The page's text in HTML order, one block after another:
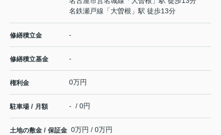
名鉄瀬戸線 「大曽根 」駅 徒歩13分
修繕積立金 -
修繕積立基金 -
権利金 0万円
駐車場 / 月額 - / 0円
土地の敷金 / 保証金 0万円 / 0万円